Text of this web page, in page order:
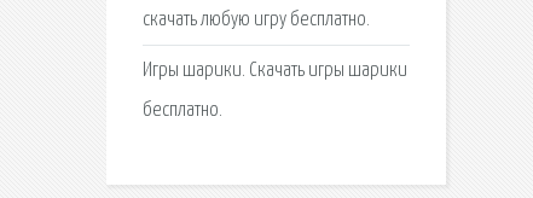
скачать любую игру бесплатно.
Игры шарики. Скачать игры шарики
бесплатно.